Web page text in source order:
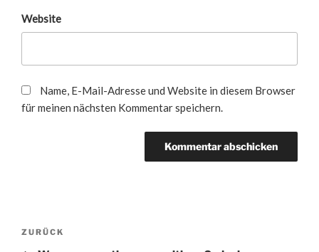
Website
Name, E-Mail-Adresse und Website in diesem Browser
für meinen nächsten Kommentar speichern.
Beitragsnavigation
Vorheriger
ZURÜCK